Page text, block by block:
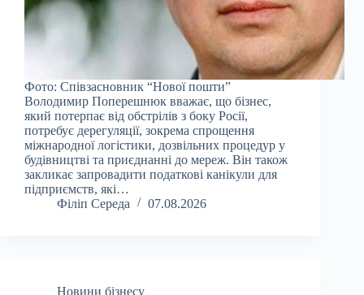
Фото: Співзасновник “Нової пошти”
Володимир Поперешнюк вважає, що бізнес,
який потерпає від обстрілів з боку Росії,
потребує дерегуляції, зокрема спрощення
міжнародної логістики, дозвільних процедур у
будівництві та приєднанні до мереж. Він також
закликає запровадити податкові канікули для
підприємств, які…
Філіп Середа
07.08.2026
Новини бізнесу